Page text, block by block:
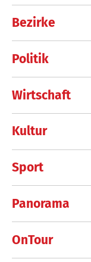
Bezirke
Politik
Wirtschaft
Kultur
Sport
Panorama
OnTour